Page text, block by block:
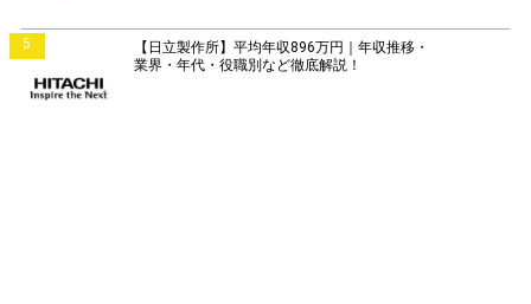
5
【日立製作所】平均年収896万円｜年収推移・
業界・年代・役職別など徹底解説！